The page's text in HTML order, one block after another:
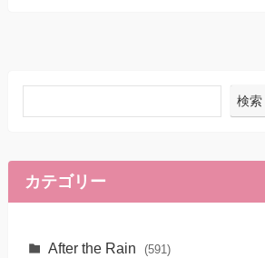
検索
カテゴリー
After the Rain (591)